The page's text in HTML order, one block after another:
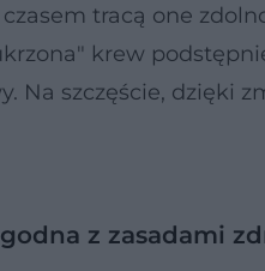
czasem tracą one
krew
Na szczęście, dzięki
z zasadami